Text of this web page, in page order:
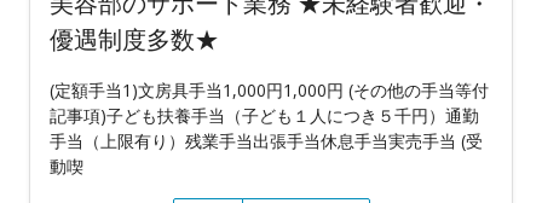
優遇制度多数★
(定額手当1)文房具手当1,000円1,000円 (その他の手当等付
記事項)子ども扶養手当（子ども１人につき５千円）通勤
手当（上限有り）残業手当出張手当休息手当実売手当 (受
動喫